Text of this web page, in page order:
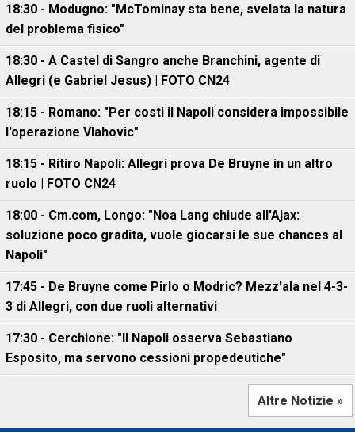
18:30 - Modugno: "McTominay sta bene, svelata la natura
del problema fisico"
18:30 - A Castel di Sangro anche Branchini, agente di
Allegri (e Gabriel Jesus) | FOTO CN24
18:15 - Romano: "Per costi il Napoli considera impossibile
l'operazione Vlahovic"
18:15 - Ritiro Napoli: Allegri prova De Bruyne in un altro
ruolo | FOTO CN24
18:00 - Cm.com, Longo: "Noa Lang chiude all'Ajax:
soluzione poco gradita, vuole giocarsi le sue chances al
Napoli"
17:45 - De Bruyne come Pirlo o Modric? Mezz'ala nel 4-3-
3 di Allegri, con due ruoli alternativi
17:30 - Cerchione: "Il Napoli osserva Sebastiano
Esposito, ma servono cessioni propedeutiche"
Altre Notizie »